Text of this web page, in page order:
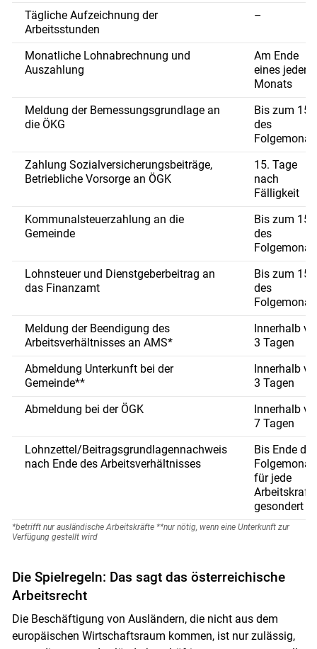
Tägliche Aufzeichnung der
Arbeitsstunden
–
Monatliche Lohnabrechnung und
Auszahlung
Am Ende
eines jeden
Monats
Meldung der Bemessungsgrundlage an
die ÖKG
Bis zum 15.
des
Zahlung Sozialversicherungsbeiträge,
Betriebliche Vorsorge an ÖGK
15. Tage
nach
Fälligkeit
Kommunalsteuerzahlung an die
Gemeinde
Bis zum 15.
des
Lohnsteuer und Dienstgeberbeitrag an
das Finanzamt
Bis zum 15.
des
Meldung der Beendigung des
Arbeitsverhältnisses an AMS*
Innerhalb
3 Tagen
Abmeldung Unterkunft bei der
Gemeinde**
Innerhalb
3 Tagen
Abmeldung bei der ÖGK
Innerhalb
7 Tagen
Lohnzettel/Beitragsgrundlagennachweis
nach Ende des Arbeitsverhältnisses
Bis Ende
für jede
Arbeitskraft
gesondert
*betrifft nur ausländische Arbeitskräfte **nur nötig, wenn eine Unterkunft zur
Verfügung gestellt wird
Die Spielregeln: Das sagt das ­österreichische
Arbeitsrecht
Die Beschäftigung von Ausländern, die nicht aus dem
europäischen Wirtschaftsraum kommen, ist nur zulässig,